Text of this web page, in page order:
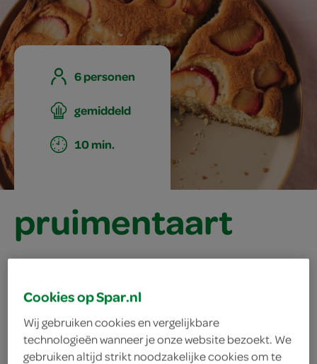
6 personen
gemiddeld
10 min.
pruimentaart
3 eieren
Cookies op Spar.nl
Wij gebruiken cookies en vergelijkbare
technologieën wanneer je onze website bezoekt. We
gebruiken altijd strikt noodzakelijke cookies om te